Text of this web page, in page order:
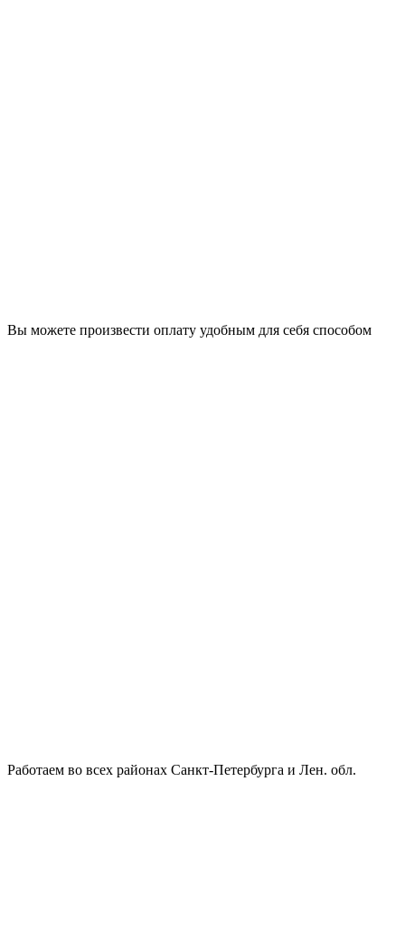
Вы можете произвести оплату удобным для себя способом
Работаем во всех районах Санкт-Петербурга и Лен. обл.